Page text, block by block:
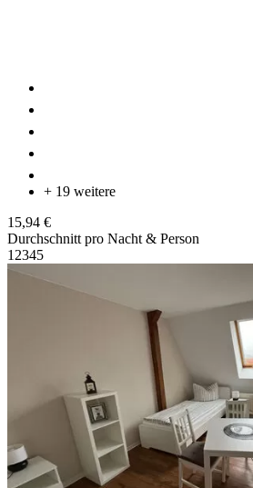
+ 19 weitere
15,94 €
Durchschnitt pro Nacht & Person
1 2345